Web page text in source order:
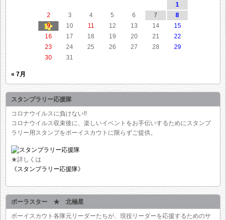
1
2
3 4 5 6 7
8
9
10 11 12 13 14
15
16
17 18 19 20 21
22
23
24 25 26 27 28
29
30
31
« 7月
スタンプラリー応援隊
コロナウイルスに負けない!!
コロナウイルス収束後に、楽しいイベントをお手伝いするためにスタンプ
ラリー用スタンプをボーイスカウトに限らずご提供。
★詳しくは
《スタンプラリー応援隊》
ポーラスター ★ 北極星
ボーイスカウト各隊元リーダーたちが、現役リーダーを応援するためのサ